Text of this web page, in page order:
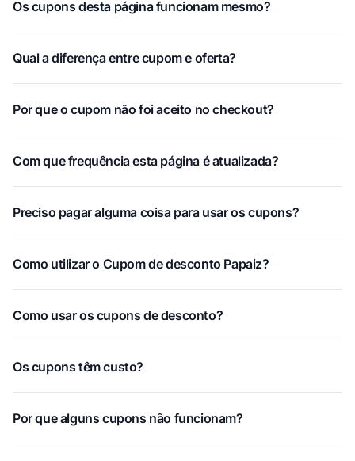
Os cupons desta página funcionam mesmo?
Qual a diferença entre cupom e oferta?
Por que o cupom não foi aceito no checkout?
Com que frequência esta página é atualizada?
Preciso pagar alguma coisa para usar os cupons?
Como utilizar o Cupom de desconto Papaiz?
Como usar os cupons de desconto?
Os cupons têm custo?
Por que alguns cupons não funcionam?